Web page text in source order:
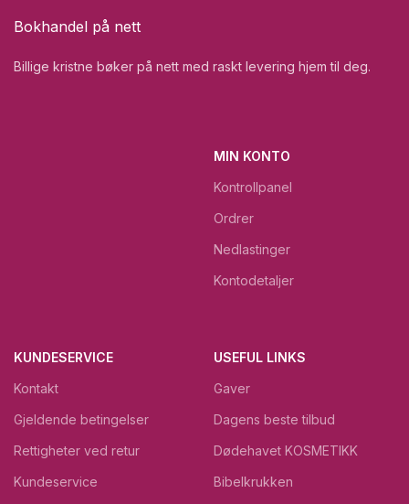
Bokhandel på nett
Billige kristne bøker på nett med raskt levering hjem til deg.
MIN KONTO
Kontrollpanel
Ordrer
Nedlastinger
Kontodetaljer
KUNDESERVICE
Kontakt
Gjeldende betingelser
Rettigheter ved retur
Kundeservice
USEFUL LINKS
Gaver
Dagens beste tilbud
Dødehavet KOSMETIKK
Bibelkrukken